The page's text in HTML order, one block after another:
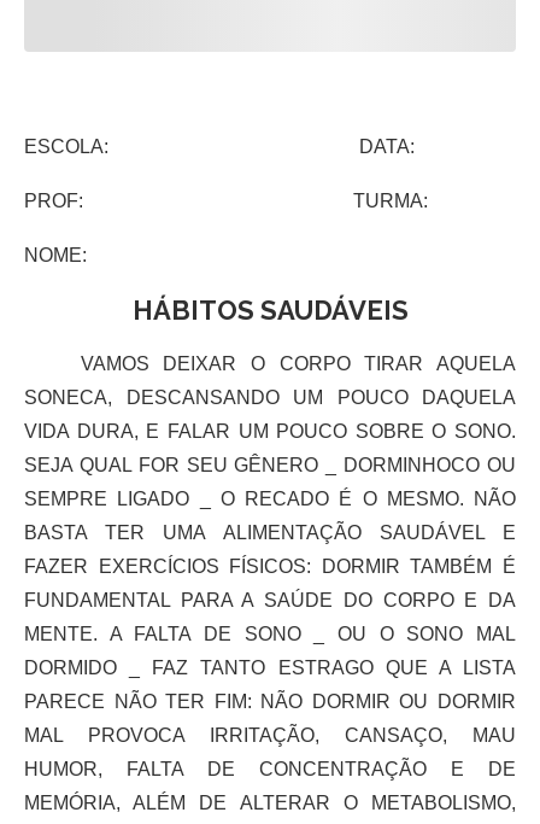
ESCOLA: DATA:
PROF: TURMA:
NOME:
HÁBITOS SAUDÁVEIS
VAMOS DEIXAR O CORPO TIRAR AQUELA
SONECA, DESCANSANDO UM POUCO DAQUELA
VIDA DURA, E FALAR UM POUCO SOBRE O SONO.
SEJA QUAL FOR SEU GÊNERO _ DORMINHOCO OU
SEMPRE LIGADO _ O RECADO É O MESMO. NÃO
BASTA TER UMA ALIMENTAÇÃO SAUDÁVEL E
FAZER EXERCÍCIOS FÍSICOS: DORMIR TAMBÉM É
FUNDAMENTAL PARA A SAÚDE DO CORPO E DA
MENTE. A FALTA DE SONO _ OU O SONO MAL
DORMIDO _ FAZ TANTO ESTRAGO QUE A LISTA
PARECE NÃO TER FIM: NÃO DORMIR OU DORMIR
MAL PROVOCA IRRITAÇÃO, CANSAÇO, MAU
HUMOR, FALTA DE CONCENTRAÇÃO E DE
MEMÓRIA, ALÉM DE ALTERAR O METABOLISMO,